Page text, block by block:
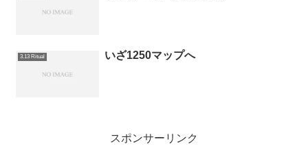
3.13 Ritual いざ1250マップへ
スポンサーリンク